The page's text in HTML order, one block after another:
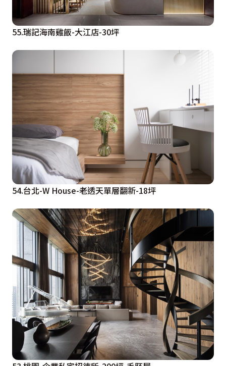
55.瑞記海南雞飯-大江店-30坪
54.台北-W House-老透天單層翻新-18坪